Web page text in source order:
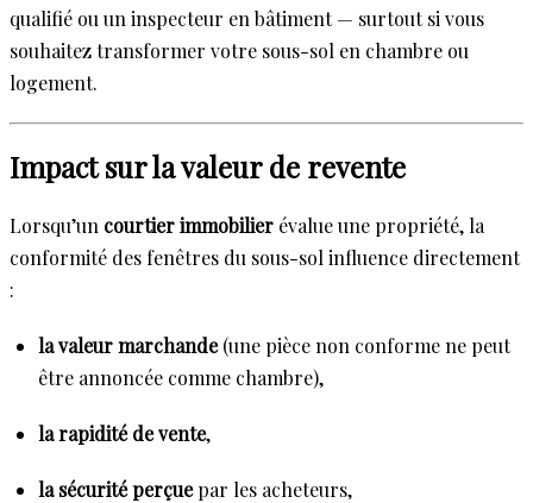
qualifié ou un inspecteur en bâtiment — surtout si vous
souhaitez transformer votre sous-sol en chambre ou
logement.
Impact sur la valeur de revente
Lorsqu’un courtier immobilier évalue une propriété, la
conformité des fenêtres du sous-sol influence directement
:
la valeur marchande(une pièce non conforme ne peut
être annoncée comme chambre),
la rapidité de vente,
la sécurité perçuepar les acheteurs,